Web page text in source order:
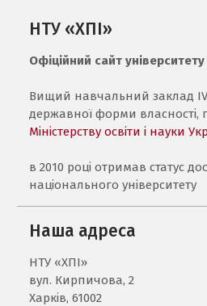
НТУ «ХПІ»
Офіційний сайт університету
Вищий навчальний заклад
державної форми власності,
Міністерству освіти і науки
в 2010 році отримав статус
національного університету
Наша адреса
НТУ «ХПI»
вул. Кирпичова, 2
Харків, 61002